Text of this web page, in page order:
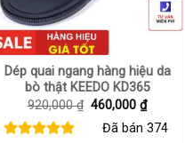
+
Dép quai ngang hàng hiệu da
bò thật KEEDO KD365
920,000₫ Giá
là:
460,000₫Giá
hiện
tại
Đã bán374